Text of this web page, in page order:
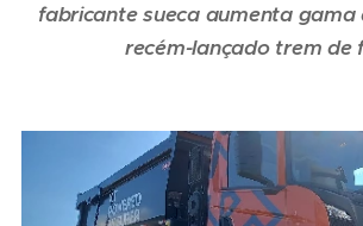
fabricante sueca aumenta
recém-lançado trem de